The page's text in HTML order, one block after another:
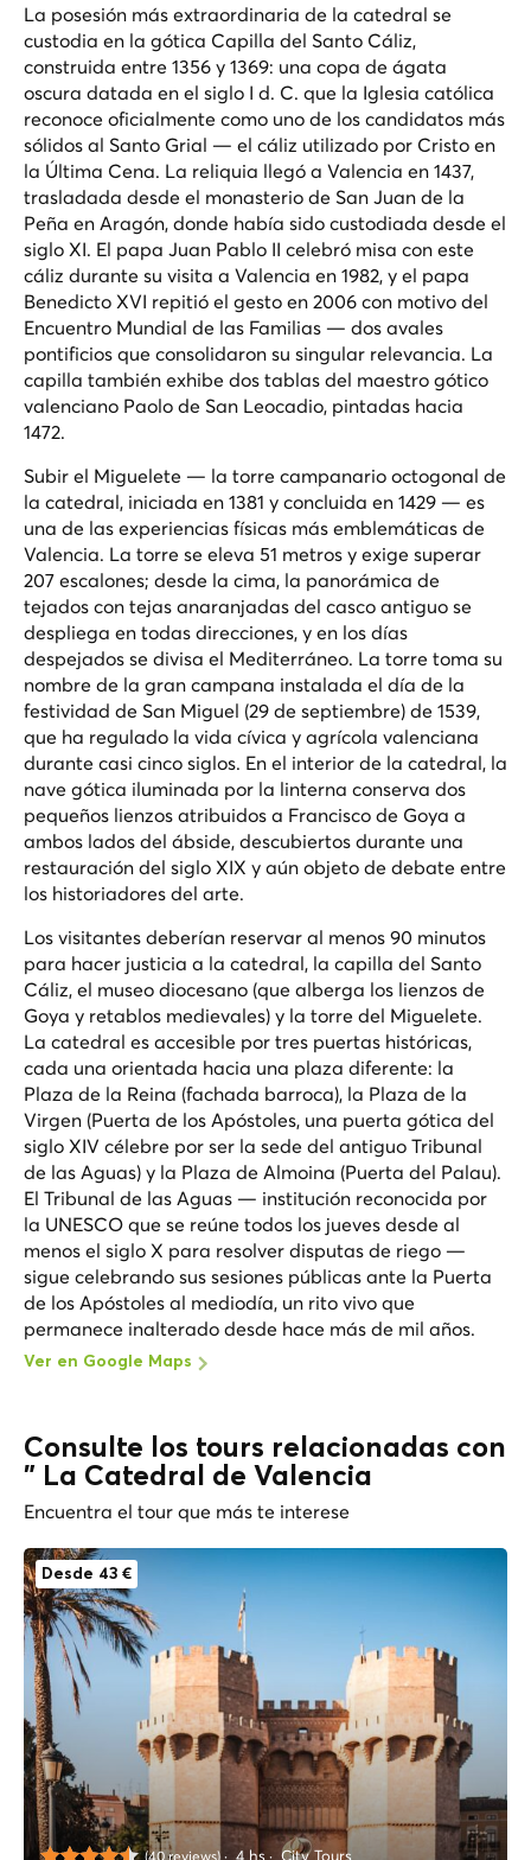
La posesión más extraordinaria de la catedral se
custodia en la gótica Capilla del Santo Cáliz,
construida entre 1356 y 1369: una copa de ágata
oscura datada en el siglo I d. C. que la Iglesia católica
reconoce oficialmente como uno de los candidatos más
sólidos al Santo Grial — el cáliz utilizado por Cristo en
la Última Cena. La reliquia llegó a Valencia en 1437,
trasladada desde el monasterio de San Juan de la
Peña en Aragón, donde había sido custodiada desde el
siglo XI. El papa Juan Pablo II celebró misa con este
cáliz durante su visita a Valencia en 1982, y el papa
Benedicto XVI repitió el gesto en 2006 con motivo del
Encuentro Mundial de las Familias — dos avales
pontificios que consolidaron su singular relevancia. La
capilla también exhibe dos tablas del maestro gótico
valenciano Paolo de San Leocadio, pintadas hacia
1472.
Subir el Miguelete — la torre campanario octogonal de
la catedral, iniciada en 1381 y concluida en 1429 — es
una de las experiencias físicas más emblemáticas de
Valencia. La torre se eleva 51 metros y exige superar
207 escalones; desde la cima, la panorámica de
tejados con tejas anaranjadas del casco antiguo se
despliega en todas direcciones, y en los días
despejados se divisa el Mediterráneo. La torre toma su
nombre de la gran campana instalada el día de la
festividad de San Miguel (29 de septiembre) de 1539,
que ha regulado la vida cívica y agrícola valenciana
durante casi cinco siglos. En el interior de la catedral, la
nave gótica iluminada por la linterna conserva dos
pequeños lienzos atribuidos a Francisco de Goya a
ambos lados del ábside, descubiertos durante una
restauración del siglo XIX y aún objeto de debate entre
los historiadores del arte.
Los visitantes deberían reservar al menos 90 minutos
para hacer justicia a la catedral, la capilla del Santo
Cáliz, el museo diocesano (que alberga los lienzos de
Goya y retablos medievales) y la torre del Miguelete.
La catedral es accesible por tres puertas históricas,
cada una orientada hacia una plaza diferente: la
Plaza de la Reina (fachada barroca), la Plaza de la
Virgen (Puerta de los Apóstoles, una puerta gótica del
siglo XIV célebre por ser la sede del antiguo Tribunal
de las Aguas) y la Plaza de Almoina (Puerta del Palau).
El Tribunal de las Aguas — institución reconocida por
la UNESCO que se reúne todos los jueves desde al
menos el siglo X para resolver disputas de riego —
sigue celebrando sus sesiones públicas ante la Puerta
de los Apóstoles al mediodía, un rito vivo que
permanece inalterado desde hace más de mil años.
Ver en Google Maps
Consulte los tours relacionadas con
" La Catedral de Valencia
Encuentra el tour que más te interese
Desde 43 €
(40 reviews) 4 hs City Tours